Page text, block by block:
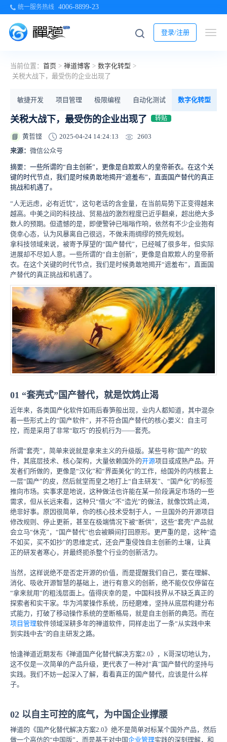
统一服务热线 4006-8899-23
登录/注册
当前位置： 首页 > 禅道博客 > 数字化转型 >
关税大战下，最受伤的企业出现了
敏捷开发 项目管理 极限编程 自动化测试 数字化转型
关税大战下，最受伤的企业出现了 转贴
📘 黄哲铿 2025-04-24 14:24:13
2603
来源： 微信公众号
摘要：一些所谓的“自主创新”，更像是自欺欺人的皇帝新衣。在这个关
键的时代节点，我们是时候勇敢地揭开“遮羞布”，直面国产替代的真正
挑战和机遇了。
“人无远虑，必有近忧”，这句老话的含金量，在当前局势下正变得越来
越高。中美之间的科技战、贸易战的激烈程度已近乎翻桌，超出绝大多
数人的预期。但遗憾的是，即便警钟已嗡嗡作响，依然有不少企业抱有
侥幸心态，认为风暴离自己很远，不做未雨绸缪的预先规划。
拿科技领域来说，被寄予厚望的“国产替代”，已经喊了很多年，但实际
进展却不尽如人意。一些所谓的“自主创新”，更像是自欺欺人的皇帝新
衣。在这个关键的时代节点，我们是时候勇敢地揭开“遮羞布”，直面国
产替代的真正挑战和机遇了。
01 “套壳式”国产替代，就是饮鸩止渴
近年来，各类国产化软件如雨后春笋般出现，业内人都知道，其中混杂
着一些形式上的“国产软件”，并不符合国产替代的核心要义：自主可
控，而是采用了非常“取巧”的投机行为——套壳。
所谓“套壳”，简单来说就是拿来主义的升级版。某些号称“国产”的软
件，其底层技术、核心架构，大量依赖国外的开源项目或成熟产品。开
发者们所做的，更像是“汉化”和“界面美化”的工作，给国外的内核套上
一层“国产”的皮，然后就堂而皇之地打上“自主研发”、“国产化”的标签
推向市场。实事求是地说，这种做法也许能在某一阶段满足市场的一些
需求，但从长远来看，这种只“借火”不“造光”的做法，就像饮鸩止渴，
绝非好事。原因很简单，你的核心技术受制于人，一旦国外的开源项目
修改规则、停止更新，甚至在极端情况下被“断供”，这些“套壳”产品就
会立马“休克”，“国产替代”也会被瞬间打回原形。更严重的是，这种“造
不如买，买不如抄”的思维定式，还会严重侵蚀自主创新的土壤，让真
正的研发者寒心，并最终扼杀整个行业的创新活力。
当然，这样说绝不是否定开源的价值，而是提醒我们自己，要在理解、
消化、吸收开源智慧的基础上，进行有意义的创新，绝不能仅仅停留在
“拿来就用”的粗浅层面上。值得庆幸的是，中国科技界从不缺乏真正的
探索者和实干家。华为鸿蒙操作系统，历经磨难，坚持从底层构建分布
式能力，打破了移动操作系统的垄断格局，就是自主创新的典范。而在
项目管理软件领域深耕多年的禅道软件，同样走出了一条“从实践中来
到实践中去”的自主研发之路。
恰逢禅道近期发布《禅道国产化替代解决方案2.0》，K哥深切地认为，
这不仅是一次简单的产品升级，更代表了一种对“真”国产替代的坚持与
实践。我们不妨一起深入了解，看看真正的国产替代，应该是什么样
子。
02 以自主可控的底气，为中国企业撑腰
禅道的《国产化替代解决方案2.0》绝不是简单对标某个国外产品，然后
做一个高仿的“中国版”，而是基于对中国企业管理实践的深刻理解，和